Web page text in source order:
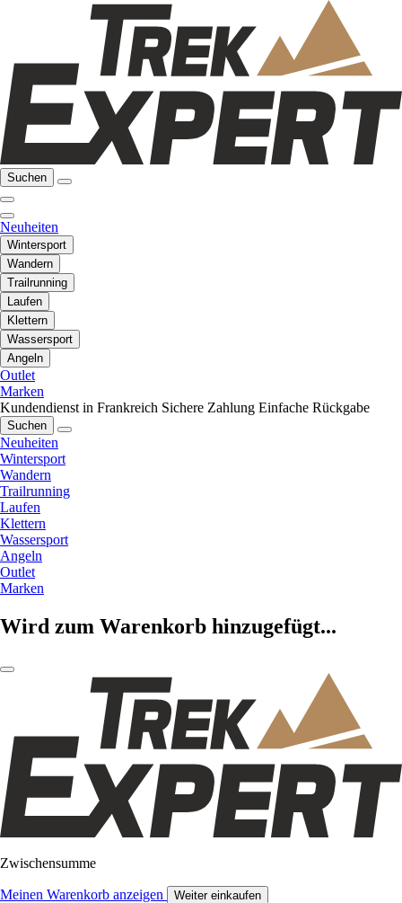
Suchen
Neuheiten
Wintersport
Wandern
Trailrunning
Laufen
Klettern
Wassersport
Angeln
Outlet
Marken
Kundendienst in Frankreich Sichere Zahlung Einfache Rückgabe
Suchen
Neuheiten
Wintersport
Wandern
Trailrunning
Laufen
Klettern
Wassersport
Angeln
Outlet
Marken
Wird zum Warenkorb hinzugefügt...
Zwischensumme
Meinen Warenkorb anzeigen Weiter einkaufen